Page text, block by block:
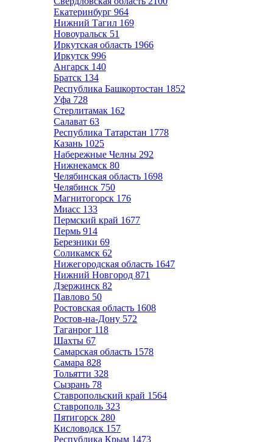
Екатеринбург 964
Нижний Тагил 169
Новоуральск 51
Иркутская область 1966
Иркутск 996
Ангарск 140
Братск 134
Республика Башкортостан 1852
Уфа 728
Стерлитамак 162
Салават 63
Республика Татарстан 1778
Казань 1025
Набережные Челны 292
Нижнекамск 80
Челябинская область 1698
Челябинск 750
Магнитогорск 176
Миасс 133
Пермский край 1677
Пермь 914
Березники 69
Соликамск 62
Нижегородская область 1647
Нижний Новгород 871
Дзержинск 82
Павлово 50
Ростовская область 1608
Ростов-на-Дону 572
Таганрог 118
Шахты 67
Самарская область 1578
Самара 828
Тольятти 328
Сызрань 78
Ставропольский край 1564
Ставрополь 323
Пятигорск 280
Кисловодск 157
Республика Крым 1473